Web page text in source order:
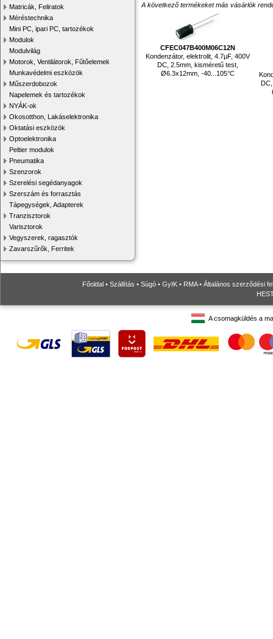
Matricák, Feliratok
Méréstechnika
Mini PC, ipari PC, tartozékok
Modulok
Modulvilág
Motorok, Ventilátorok, Fűtőelemek
Munkavédelmi eszközök
Műszerdobozok
Napelemek és tartozékok
NYÁK-ok
Okosotthon, Lakáselektronika
Oktatási eszközök
Optoelektronika
Peltier modulok
Pneumatika
Szenzorok
Szerelési segédanyagok
Szerszám és forrasztás
Tápegységek, Adapterek
Tranzisztorok
Varisztorok
Vegyszerek, ragasztók
Zavarszűrők, Ferritek
A következő termékeket más vásárlók
CFEC047B400M06C12N
Kondenzátor, elektrolit, 4.7µF, 400V
DC, 2.5mm, kisméretű test,
Ø6.3x12mm, -40...105°C
Főoldal • Szállítás • Súgó • GyIK • RMA• Általános szerződési
A csomagküldés a